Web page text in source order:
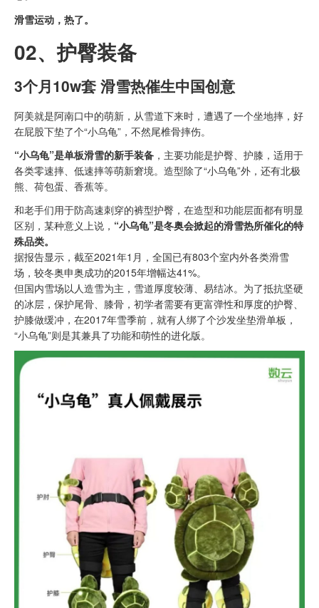
滑雪运动，热了。
02、护臀装备
3个月10w套 滑雪热催生中国创意
阿美就是阿南口中的萌新，从雪道下来时，遭遇了一个坐地摔，好
在屁股下垫了个“小乌龟”，不然尾椎骨摔伤。
“小乌龟”是单板滑雪的新手装备 ，主要功能是护臀、护膝，适用于
各类零速摔、低速摔等萌新窘境。造型除了“小乌龟”外，还有北极
熊、荷包蛋、香蕉等。
和老手们用于防高速刺穿的裤型护臀，在造型和功能层面都有明显
区别，某种意义上说， “小乌龟”是冬奥会掀起的滑雪热所催化的特
殊品类。
据报告显示，截至2021年1月，全国已有803个室内外各类滑雪
场，较冬奥申奥成功的2015年增幅达41%。
但国内雪场以人造雪为主，雪道厚度较薄、易结冰。为了抵抗坚硬
的冰层，保护尾骨、膝骨，初学者需要有更富弹性和厚度的护臀、
护膝做缓冲，在2017年雪季前，就有人绑了个沙发坐垫滑单板，
“小乌龟”则是其兼具了功能和萌性的进化版。